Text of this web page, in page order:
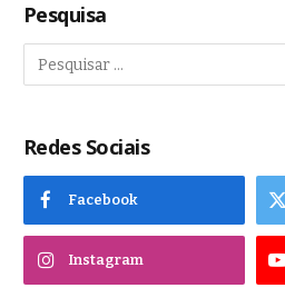
Pesquisa
Redes Sociais
Facebook
Instagram